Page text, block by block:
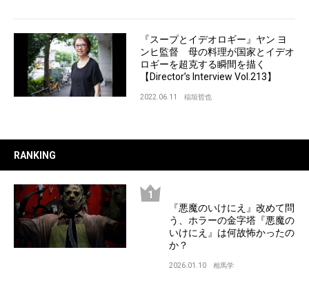
『スープとイデオロギー』ヤン ヨ
ンヒ監督 母の料理が国家とイデオ
ロギーを超克する瞬間を描く
【Director’s Interview Vol.213】
2022.06.11 稲垣哲也
RANKING
『悪魔のいけにえ』改めて問
う、ホラーの金字塔『悪魔の
いけにえ』は何故怖かったの
か？
2026.01.10 相馬学